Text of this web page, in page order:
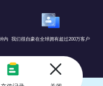
内 我们很自豪在全球拥有超过200万客户